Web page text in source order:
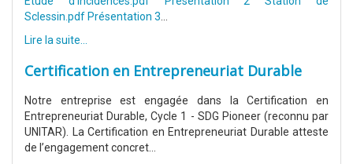
Sclessin.pdf Présentation 3...
Lire la suite...
Certification en Entrepreneuriat Durable
Notre entreprise est engagée dans la Certification en
Entrepreneuriat Durable, Cycle 1 - SDG Pioneer (reconnu par
UNITAR). La Certification en Entrepreneuriat Durable atteste
de l’engagement concret...